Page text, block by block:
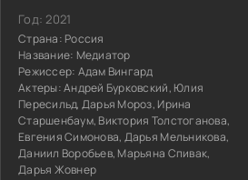
Год:2021
Страна: Россия
Название: Медиатор
Режиссер: Адам Вингард
Актеры:Андрей Бурковский, Юлия
Пересильд, Дарья Мороз, Ирина
Старшенбаум, Виктория Толстоганова,
Евгения Симонова, Дарья Мельникова,
Даниил Воробьев, Марьяна Спивак,
Дарья Жовнер